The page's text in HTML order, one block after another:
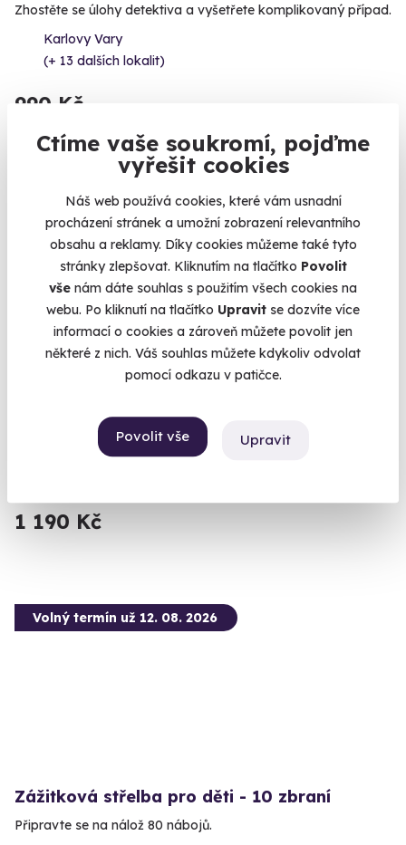
Ctíme vaše soukromí, pojďme
vyřešit cookies
Náš web používá cookies, které vám usnadní
procházení stránek a umožní zobrazení relevantního
obsahu a reklamy. Díky cookies můžeme také tyto
stránky zlepšovat. Kliknutím na tlačítko Povolit
vše nám dáte souhlas s použitím všech cookies na
webu. Po kliknutí na tlačítko Upravit se dozvíte více
informací o cookies a zároveň můžete povolit jen
některé z nich. Váš souhlas můžete kdykoliv odvolat
pomocí odkazu v patičce.
Povolit vše Upravit
Zhostěte se úlohy detektiva a vyšetřete komplikovaný případ.
Karlovy Vary
(+ 13 dalších lokalit)
990 Kč
8.0
Venkovní úniková hra: Pivní výlet do
Vaše mise: zachránit pivo.
Karlovy Vary
1 190 Kč
Volný termín už 12. 08. 2026
Zážitková střelba pro děti - 10 zbraní
Připravte se na nálož 80 nábojů.